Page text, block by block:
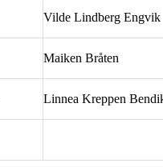
Vilde Lindberg Engvik
Maiken Bråten
Linnea Kreppen